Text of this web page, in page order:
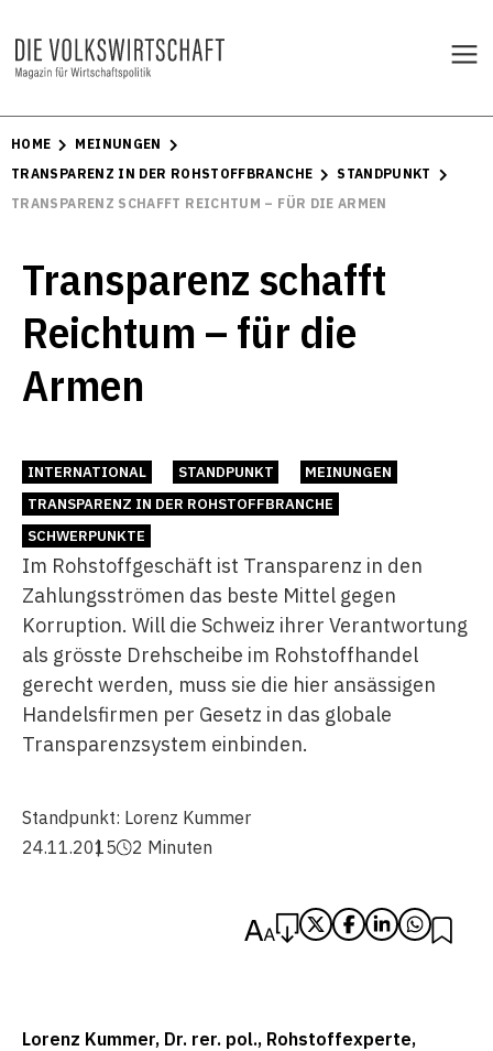
HOME
MEINUNGEN
TRANSPARENZ IN DER ROHSTOFFBRANCHE
STANDPUNKT
TRANSPARENZ SCHAFFT REICHTUM – FÜR DIE ARMEN
Transparenz schafft
Reichtum – für die
Armen
INTERNATIONAL STANDPUNKT
MEINUNGEN
TRANSPARENZ IN DER ROHSTOFFBRANCHE
SCHWERPUNKTE
Im Rohstoffgeschäft ist Transparenz in den
Zahlungsströmen das beste Mittel gegen
Korruption. Will die Schweiz ihrer Verantwortung
als grösste Drehscheibe im Rohstoffhandel
gerecht werden, muss sie die hier ansässigen
Handelsfirmen per Gesetz in das globale
Transparenzsystem einbinden.
Standpunkt: Lorenz Kummer
24.11.2015
2 Minuten
Lorenz Kummer, Dr. rer. pol., Rohstoffexperte,